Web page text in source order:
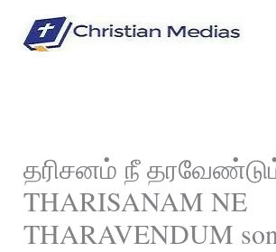
தரிசனம் நீ
THARISANAM NE
THARAVENDUM